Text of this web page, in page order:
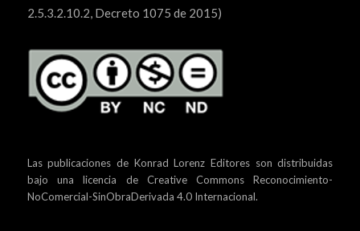
2.5.3.2.10.2, Decreto 1075 de 2015)
Las publicaciones de Konrad Lorenz Editores son distribuidas
bajo unalicencia de Creative Commons Reconocimiento-
NoComercial-SinObraDerivada 4.0 Internacional.